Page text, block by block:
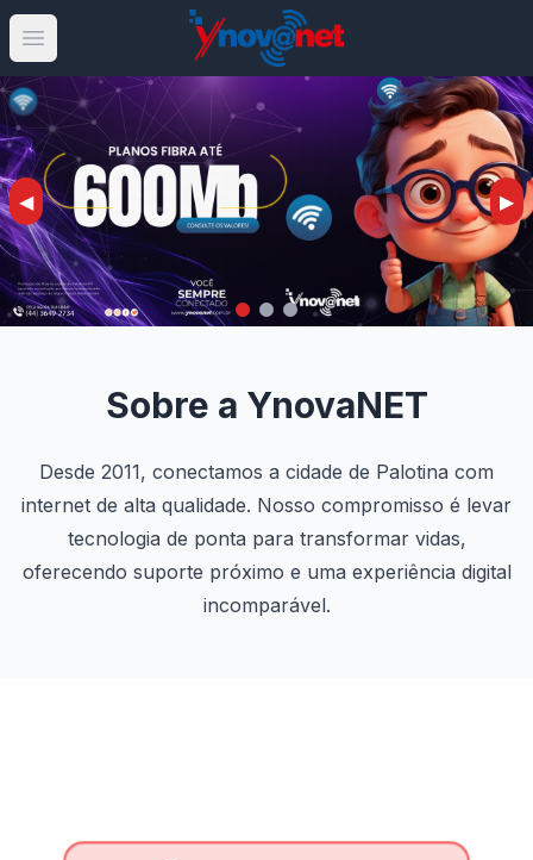
Open main menu
◀ ▶
Sobre a YnovaNET
Desde 2011, conectamos a cidade de Palotina com
internet de alta qualidade. Nosso compromisso é levar
tecnologia de ponta para transformar vidas,
oferecendo suporte próximo e uma experiência digital
incomparável.